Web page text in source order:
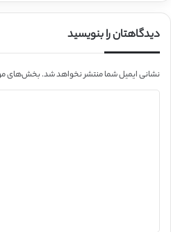
دیدگاهتان را بنویسید
نشانی ایمیل شما منتشر نخواهد شد.بخش‌های